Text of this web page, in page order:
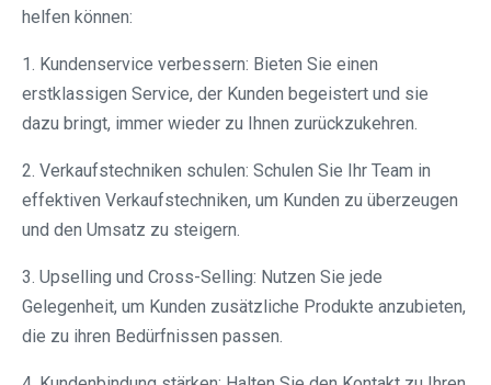
helfen können:
1. Kundenservice verbessern: Bieten Sie einen
erstklassigen Service, der Kunden begeistert und sie
dazu bringt, immer wieder zu Ihnen zurückzukehren.
2. Verkaufstechniken schulen: Schulen Sie Ihr Team in
effektiven Verkaufstechniken, um Kunden zu überzeugen
und den Umsatz zu steigern.
3. Upselling und Cross-Selling: Nutzen Sie jede
Gelegenheit, um Kunden zusätzliche Produkte anzubieten,
die zu ihren Bedürfnissen passen.